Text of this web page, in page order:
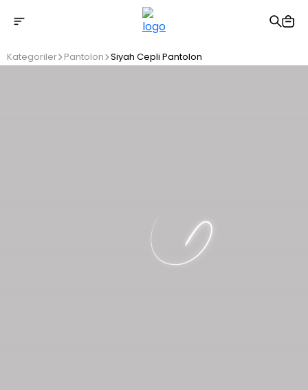
2500 TL üzeri ücretsiz kargo
Kategoriler Pantolon Siyah Cepli Pantolon